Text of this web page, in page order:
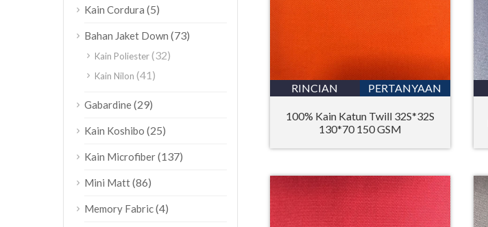
RINCIAN PERTANYAAN
100% Kain Katun Twill 32S*32S
130*70 150 GSM
Kain Cordura (5)
Bahan Jaket Down (73)
Kain Poliester(32)
Kain Nilon (41)
Gabardine(29)
Kain Koshibo (25)
Kain Microfiber(137)
Mini Matt(86)
Memory Fabric(4)